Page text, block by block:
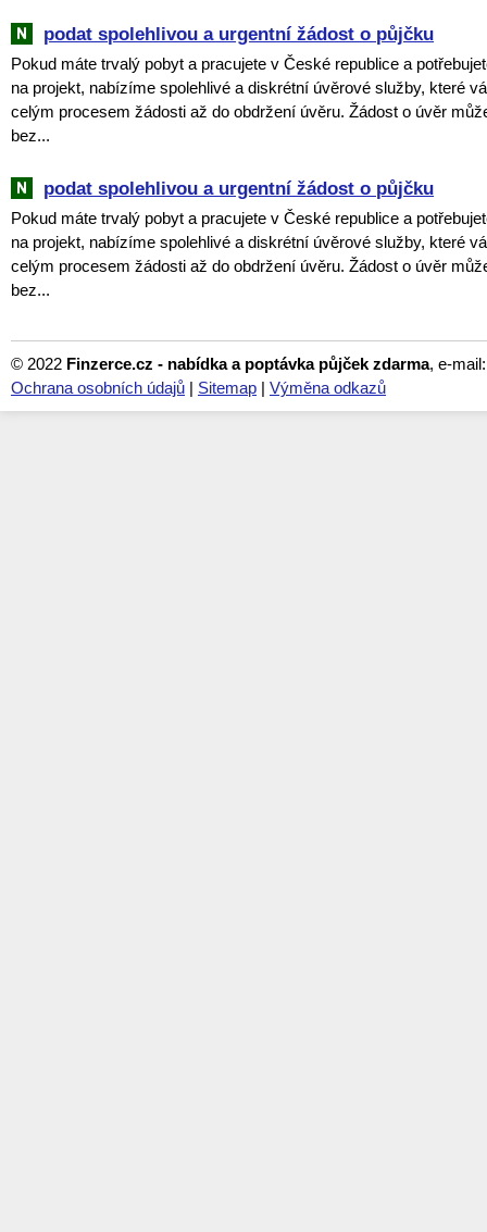
podat spolehlivou a urgentní žádost o půjčku
Pokud máte trvalý pobyt a pracujete v České republice a
na projekt, nabízíme spolehlivé a diskrétní úvěrové služby, které
celým procesem žádosti až do obdržení úvěru. Žádost o úvěr
bez...
podat spolehlivou a urgentní žádost o půjčku
Pokud máte trvalý pobyt a pracujete v České republice a
na projekt, nabízíme spolehlivé a diskrétní úvěrové služby, které
celým procesem žádosti až do obdržení úvěru. Žádost o úvěr
bez...
© 2022 Finzerce.cz - nabídka a poptávka půjček zdarma, e-
Ochrana osobních údajů | Sitemap | Výměna odkazů